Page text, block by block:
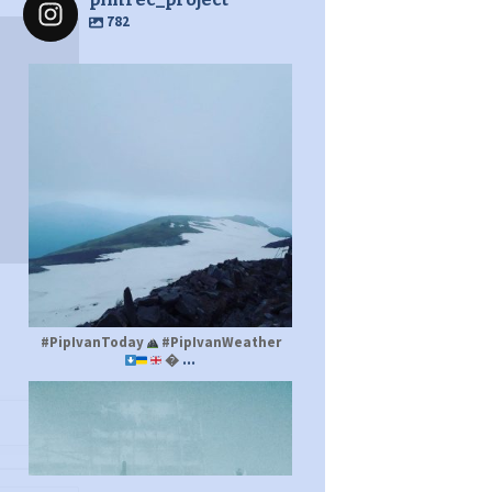
782
#PipIvanToday
#PipIvanWeather
 ...